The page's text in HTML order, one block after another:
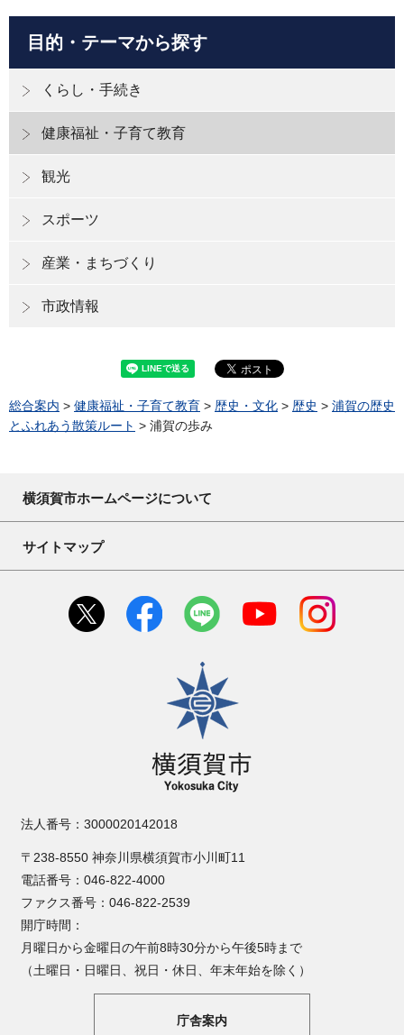
目的・テーマから探す
くらし・手続き
健康福祉・子育て教育
観光
スポーツ
産業・まちづくり
市政情報
総合案内 > 健康福祉・子育て教育 > 歴史・文化 > 歴史 > 浦賀の歴史
とふれあう散策ルート > 浦賀の歩み
横須賀市ホームページについて
サイトマップ
横須賀市
法人番号：3000020142018
〒238-8550 神奈川県横須賀市小川町11
電話番号：046-822-4000
ファクス番号：046-822-2539
開庁時間：
月曜日から金曜日の午前8時30分から午後5時まで
（土曜日・日曜日、祝日・休日、年末年始を除く）
庁舎案内